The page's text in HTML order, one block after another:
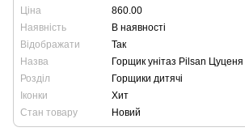
Ціна
860.00
Наявність
В наявності
Відображати
Так
Назва
Горщик унітаз Pilsan
Розділ
Горщики дитячі
Іконки
Хит
Стан товару
Новий